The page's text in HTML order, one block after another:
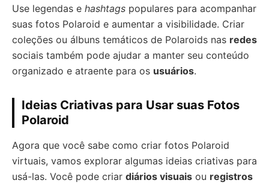
Use legendas e hashtags populares para acompanhar
suas fotos Polaroid e aumentar a visibilidade. Criar
coleções ou álbuns temáticos de Polaroids nas redes
sociais também pode ajudar a manter seu conteúdo
organizado e atraente para os usuários.
Ideias Criativas para Usar suas Fotos
Polaroid
Agora que você sabe como criar fotos Polaroid
virtuais, vamos explorar algumas ideias criativas para
usá-las. Você pode criar diários visuais ou registros